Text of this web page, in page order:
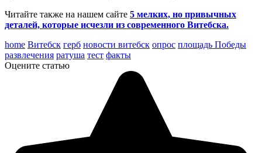
Читайте также на нашем сайте 5 мелких, но привычных
деталей, которые исчезли из современного Витебска.
home Витебск герб новости витебск опрос площадь Победы
развлечения ратуша тест факты
Оцените статью